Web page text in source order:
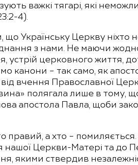
важкі тягарі, які
4).
Українську Церкву ніхто
з нами. Не маючи
устрій церковного життя,
канони – так само, як
вчення Православної
полягала лише в тому,
апостола Павла, щоби
правий, а хто –
нашої Церкви-Матері та до
якими ствердив